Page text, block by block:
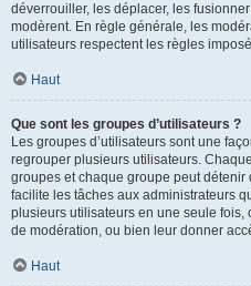
déverrouiller, les déplacer, les
modèrent. En règle générale, les
utilisateurs respectent les règles
Haut
Que sont les groupes d’utilisateurs ?
Les groupes d’utilisateurs sont une
regrouper plusieurs utilisateurs.
groupes et chaque groupe peut
facilite les tâches aux administrateurs
plusieurs utilisateurs en une seule
de modération, ou bien leur donner
Haut